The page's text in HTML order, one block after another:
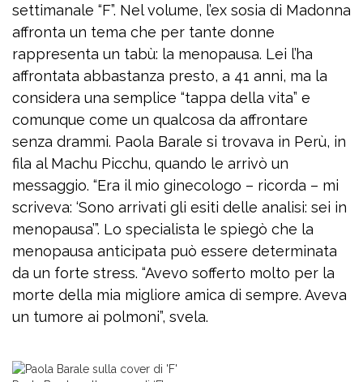
settimanale “F”. Nel volume, l’ex sosia di Madonna
affronta un tema che per tante donne
rappresenta un tabù: la menopausa. Lei l’ha
affrontata abbastanza presto, a 41 anni, ma la
considera una semplice “tappa della vita” e
comunque come un qualcosa da affrontare
senza drammi. Paola Barale si trovava in Perù, in
fila al Machu Picchu, quando le arrivò un
messaggio. “Era il mio ginecologo – ricorda – mi
scriveva: ‘Sono arrivati gli esiti delle analisi: sei in
menopausa’”. Lo specialista le spiegò che la
menopausa anticipata può essere determinata
da un forte stress. “Avevo sofferto molto per la
morte della mia migliore amica di sempre. Aveva
un tumore ai polmoni”, svela.